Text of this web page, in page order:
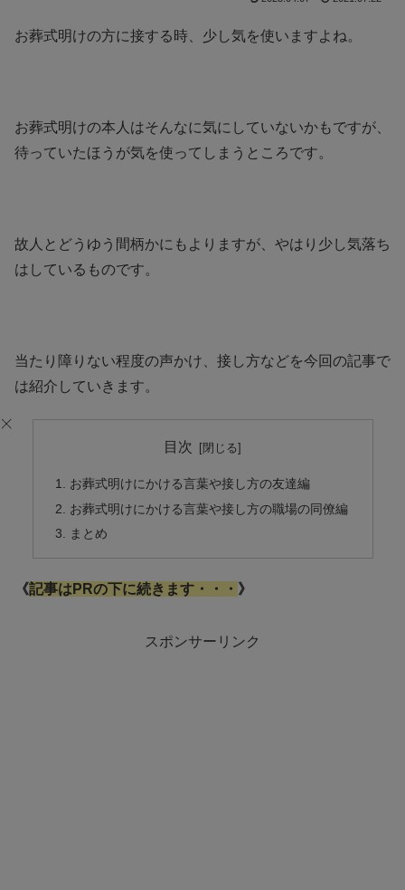
お葬式明けの方に接する時、少し気を使いますよね。
お葬式明けの本人はそんなに気にしていないかもですが、
待っていたほうが気を使ってしまうところです。
故人とどうゆう間柄かにもよりますが、やはり少し気落ち
はしているものです。
当たり障りない程度の声かけ、接し方などを今回の記事で
は紹介していきます。
目次
お葬式明けにかける言葉や接し方の友達編
お葬式明けにかける言葉や接し方の職場の同僚編
まとめ
《記事はPRの下に続きます・・・ 》
スポンサーリンク